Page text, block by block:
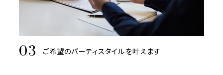
ご希望のパーティスタイルを叶えます